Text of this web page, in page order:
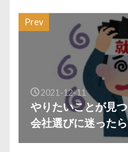
Prev
2021-12-11
やりたいことが見
会社選びに迷ったら